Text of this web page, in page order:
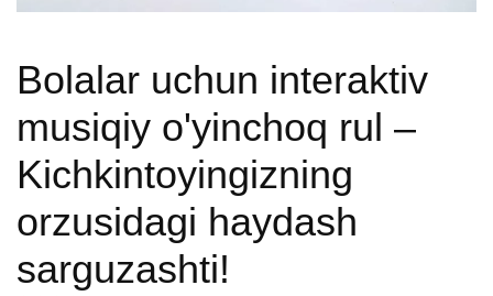
Bolalar uchun interaktiv
musiqiy o'yinchoq rul –
Kichkintoyingizning
orzusidagi haydash
sarguzashti!